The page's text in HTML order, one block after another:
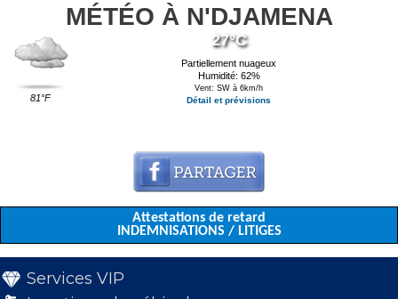
MÉTÉO À N'DJAMENA
81°F
27°C
Partiellement nuageux
Humidité: 62%
Vent: SW à 6km/h
Détail et prévisions
Attestations de retard
INDEMNISATIONS / LITIGES
Services VIP